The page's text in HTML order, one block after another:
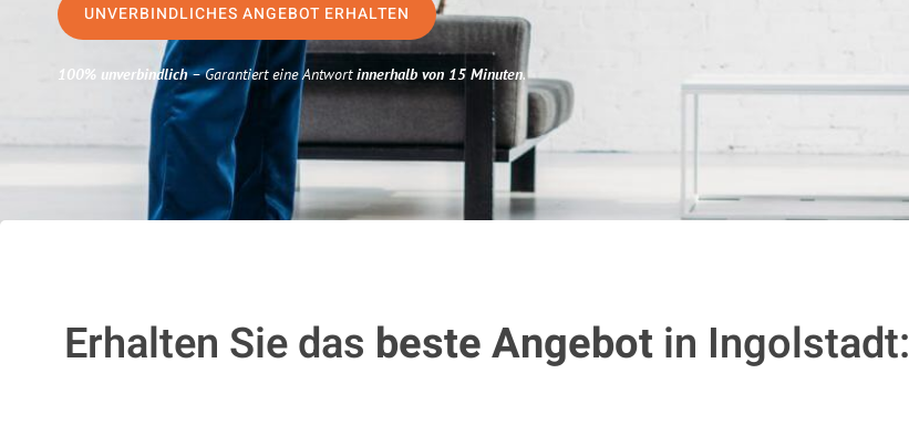
UNVERBINDLICHES ANGEBOT ERHALTEN
100% unverbindlich– Garantiert eine Antwortinnerhalb von 15 Minuten.
Erhalten Sie das beste Angebotin Ingolstadt: